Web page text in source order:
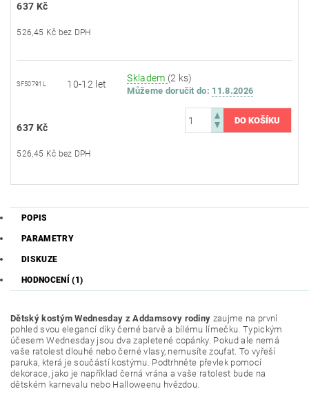
637 Kč
526,45 Kč bez DPH
SF50791L 10-12 let
Skladem (2 ks)
Můžeme doručit do: 11.8.2026
637 Kč
526,45 Kč bez DPH
POPIS
PARAMETRY
DISKUZE
HODNOCENÍ (1)
Dětský kostým Wednesday z Addamsovy rodiny zaujme na první
pohled svou elegancí díky černé barvě a bílému límečku. Typickým
účesem Wednesday jsou dva zapletené copánky. Pokud ale nemá
vaše ratolest dlouhé nebo černé vlasy, nemusíte zoufat. To vyřeší
paruka, která je součástí kostýmu. Podtrhněte převlek pomocí
dekorace, jako je například černá vrána a vaše ratolest bude na
dětském karnevalu nebo Halloweenu hvězdou.